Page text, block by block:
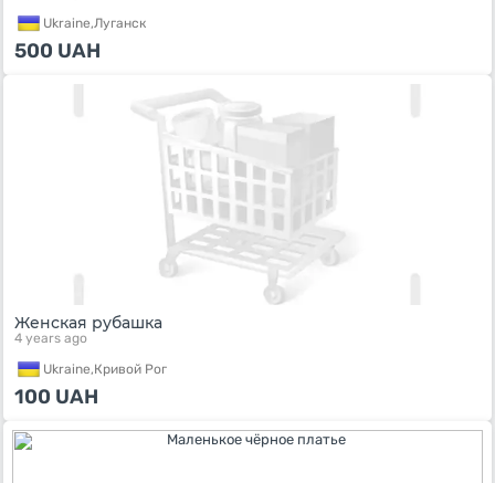
Ukraine,Луганск
500 UAH
Женская рубашка
4 years ago
Ukraine,Кривой Рог
100 UAH